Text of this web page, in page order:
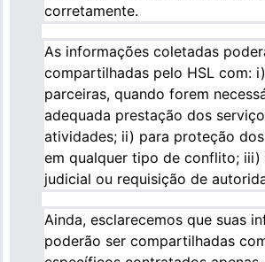
corretamente.
As informações coletadas
compartilhadas pelo HSL com:
parceiras, quando forem
adequada prestação dos
atividades; ii) para proteção
em qualquer tipo de conflito; iii)
judicial ou requisição de
Ainda, esclarecemos que suas
poderão ser compartilhadas